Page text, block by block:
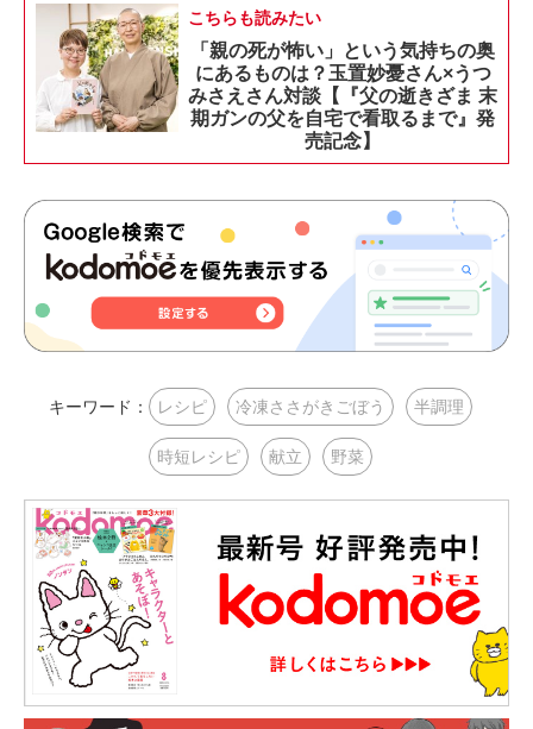
こちらも読みたい
「親の死が怖い」という気持ちの奥
にあるものは？玉置妙憂さん×うつ
みさえさん対談【『父の逝きざま 末
期ガンの父を自宅で看取るまで』発
売記念】
キーワード： レシピ 冷凍ささがきごぼう 半調理
時短レシピ 献立 野菜